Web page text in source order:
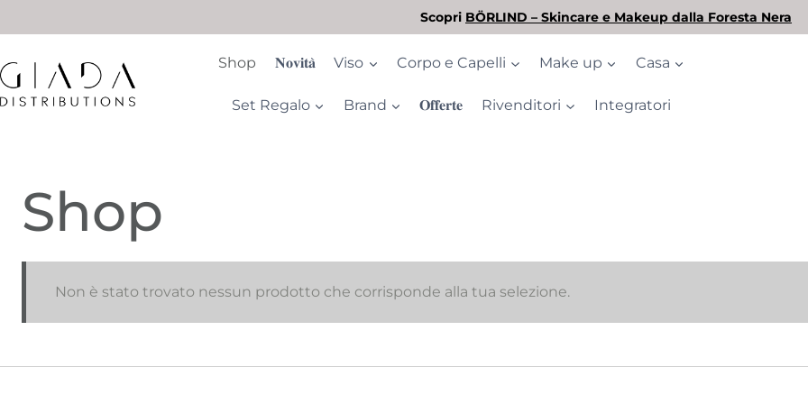
al
contenuto
Scopri BÖRLIND – Skincare e Makeup dalla Foresta Nera
Shop 𝐍𝐨𝐯𝐢𝐭𝐚̀ Viso Corpo e Capelli Make up Casa
Set Regalo Brand 𝐎𝐟𝐟𝐞𝐫𝐭𝐞 Rivenditori Integratori
Shop
Non è stato trovato nessun prodotto che corrisponde alla tua selezione.